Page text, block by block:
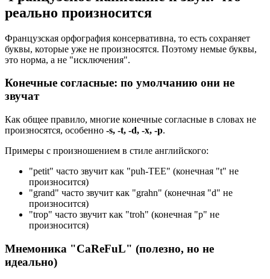
реально произносится
Французская орфография консервативна, то есть сохраняет
буквы, которые уже не произносятся. Поэтому немые буквы,
это норма, а не "исключения".
Конечные согласные: по умолчанию они не
звучат
Как общее правило, многие конечные согласные в словах не
произносятся, особенно -s, -t, -d, -x, -p.
Примеры с произношением в стиле английского:
"petit" часто звучит как "puh-TEE" (конечная "t" не
произносится)
"grand" часто звучит как "grahn" (конечная "d" не
произносится)
"trop" часто звучит как "troh" (конечная "p" не
произносится)
Мнемоника "CaReFuL" (полезно, но не
идеально)